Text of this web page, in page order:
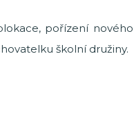
pořízení nového
školní družiny.